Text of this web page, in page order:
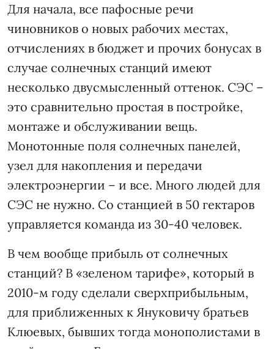
Для начала, все пафосные речи
чиновников о новых рабочих местах,
отчислениях в бюджет и прочих бонусах в
случае солнечных станций имеют
несколько двусмысленный оттенок. СЭС –
это сравнительно простая в постройке,
монтаже и обслуживании вещь.
Монотонные поля солнечных панелей,
узел для накопления и передачи
электроэнергии – и все. Много людей для
СЭС не нужно. Со станцией в 50 гектаров
управляется команда из 30-40 человек.
В чем вообще прибыль от солнечных
станций? В «зеленом тарифе», который в
2010-м году сделали сверхприбыльным,
для приближенных к Януковичу братьев
Клюевых, бывших тогда монополистами в